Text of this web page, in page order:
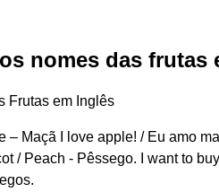
nomes das frutas
Frutas em Inglês
– Maçã I love apple! / Eu amo
/ Peach - Pêssego. I want to